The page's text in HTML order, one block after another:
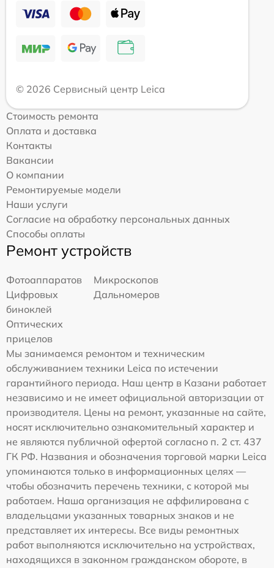
© 2026 Сервисный центр Leica
Стоимость ремонта
Оплата и доставка
Контакты
Вакансии
О компании
Ремонтируемые модели
Наши услуги
Согласие на обработку персональных данных
Способы оплаты
Ремонт устройств
Фотоаппаратов
Микроскопов
Цифровых
биноклей
Дальномеров
Оптических
прицелов
Мы занимаемся ремонтом и техническим
обслуживанием техники Leica по истечении
гарантийного периода. Наш центр в Казани работает
независимо и не имеет официальной авторизации от
производителя. Цены на ремонт, указанные на сайте,
носят исключительно ознакомительный характер и
не являются публичной офертой согласно п. 2 ст. 437
ГК РФ. Названия и обозначения торговой марки Leica
упоминаются только в информационных целях —
чтобы обозначить перечень техники, с которой мы
работаем. Наша организация не аффилирована с
владельцами указанных товарных знаков и не
представляет их интересы. Все виды ремонтных
работ выполняются исключительно на устройствах,
находящихся в законном гражданском обороте, в